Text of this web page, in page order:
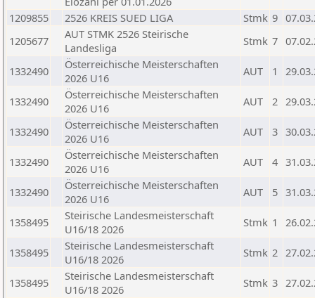
1209855
2526 KREIS SUED LIGA Stmk 9
1205677
AUT STMK 2526 Steirische
Landesliga
Stmk 7
1332490
Österreichische Meisterschaften
2026 U16
AUT 1
1332490
Österreichische Meisterschaften
2026 U16
AUT 2
1332490
Österreichische Meisterschaften
2026 U16
AUT 3
1332490
Österreichische Meisterschaften
2026 U16
AUT 4
1332490
Österreichische Meisterschaften
2026 U16
AUT 5
1358495
Steirische Landesmeisterschaft
U16/18 2026
Stmk 1
1358495
Steirische Landesmeisterschaft
U16/18 2026
Stmk 2
1358495
Steirische Landesmeisterschaft
U16/18 2026
Stmk 3